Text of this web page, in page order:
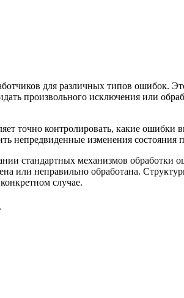
для различных типов ошибок.
произвольного исключения или
точно контролировать, какие ошибки
непредвиденные изменения состояния
стандартных механизмов обработки
или неправильно обработана.
случае.